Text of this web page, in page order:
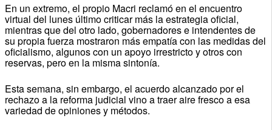
En un extremo, el propio Macri reclamó en el encuentro
virtual del lunes último criticar más la estrategia oficial,
mientras que del otro lado, gobernadores e intendentes de
su propia fuerza mostraron más empatía con las medidas del
oficialismo, algunos con un apoyo irrestricto y otros con
reservas, pero en la misma sintonía.
Esta semana, sin embargo, el acuerdo alcanzado por el
rechazo a la reforma judicial vino a traer aire fresco a esa
variedad de opiniones y métodos.